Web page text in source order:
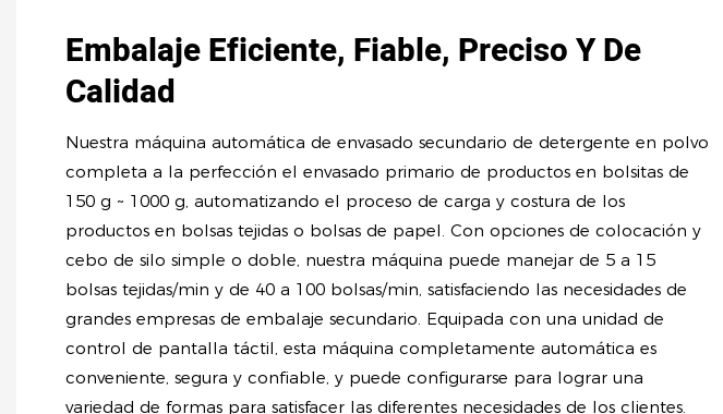
Embalaje Eficiente, Fiable, Preciso Y De
Calidad
Nuestra máquina automática de envasado secundario de detergente en polvo
completa a la perfección el envasado primario de productos en bolsitas de
150 g ~ 1000 g, automatizando el proceso de carga y costura de los
productos en bolsas tejidas o bolsas de papel. Con opciones de colocación y
cebo de silo simple o doble, nuestra máquina puede manejar de 5 a 15
bolsas tejidas/min y de 40 a 100 bolsas/min, satisfaciendo las necesidades de
grandes empresas de embalaje secundario. Equipada con una unidad de
control de pantalla táctil, esta máquina completamente automática es
conveniente, segura y confiable, y puede configurarse para lograr una
variedad de formas para satisfacer las diferentes necesidades de los clientes.